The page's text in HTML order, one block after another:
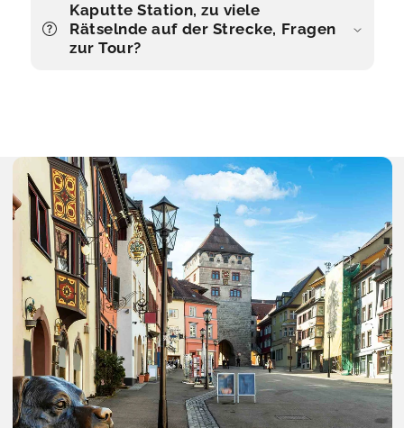
Kaputte Station, zu viele
Rätselnde auf der Strecke, Fragen
zur Tour?